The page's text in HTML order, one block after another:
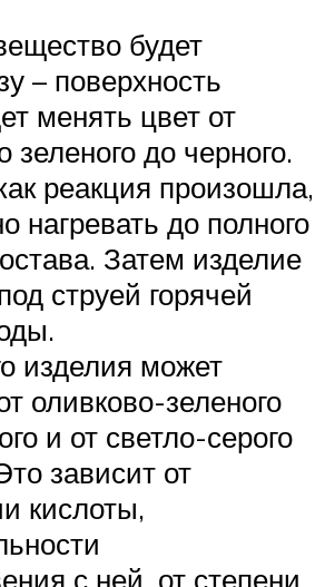
будет
– поверхность
менять цвет от
зеленого до черного.
реакция произошла,
нагревать до полного
Затем изделие
струей горячей
изделия может
оливково-зеленого
и от светло-серого
зависит от
кислоты,
с ней, от степени